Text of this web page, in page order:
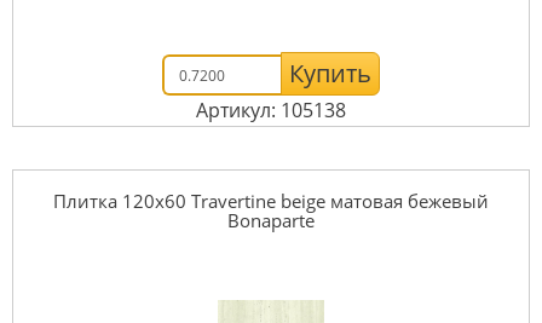
Купить
Артикул: 105138
Плитка 120x60 Travertine beige матовая бежевый
Bonaparte